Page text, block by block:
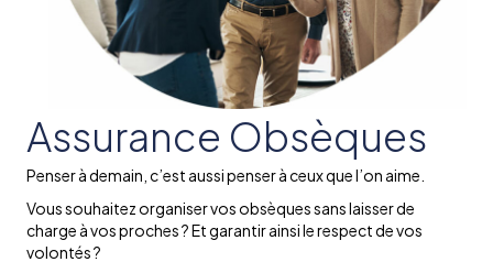
Assurance Obsèques
Penser à demain, c’est aussi penser à ceux que l’on aime.
Vous souhaitez organiser vos obsèques sans laisser de
charge à vos proches ? Et garantir ainsi le respect de vos
volontés ?